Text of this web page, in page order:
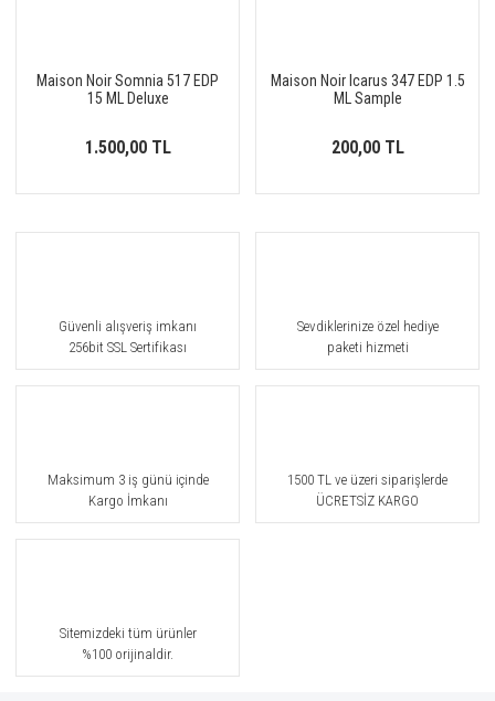
Maison Noir Somnia 517 EDP
15 ML Deluxe
1.500,00 TL
Maison Noir Icarus 347 EDP 1.5
ML Sample
200,00 TL
Güvenli alışveriş imkanı
256bit SSL Sertifikası
Sevdiklerinize özel hediye
paketi hizmeti
Maksimum 3 iş günü içinde
Kargo İmkanı
1500 TL ve üzeri siparişlerde
ÜCRETSİZ KARGO
Sitemizdeki tüm ürünler
%100 orijinaldir.